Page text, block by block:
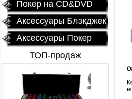
Покер на CD&DVD
Аксессуары Блэкджек
Аксессуары Покер
ТОП-продаж